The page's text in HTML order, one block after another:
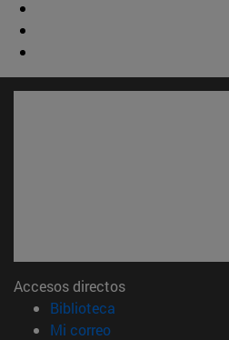
Accesos directos
Biblioteca
Mi correo(abre en nueva